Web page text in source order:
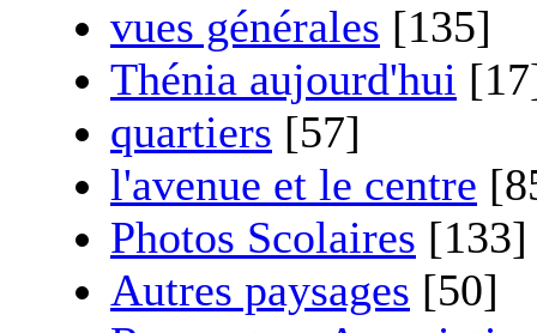
vues générales [135]
Thénia aujourd'hui
quartiers [57]
l'avenue et le centre
Photos Scolaires [133]
Autres paysages [50]